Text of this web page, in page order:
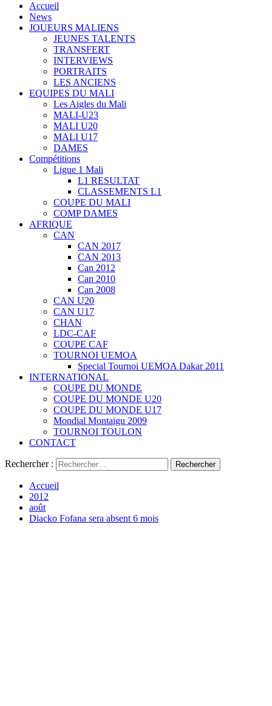
Accueil
News
JOUEURS MALIENS
JEUNES TALENTS
TRANSFERT
INTERVIEWS
PORTRAITS
LES ANCIENS
EQUIPES DU MALI
Les Aigles du Mali
MALI-U23
MALI U20
MALI U17
DAMES
Compétitions
Ligue 1 Mali
L1 RESULTAT
CLASSEMENTS L1
COUPE DU MALI
COMP DAMES
AFRIQUE
CAN
CAN 2017
CAN 2013
Can 2012
Can 2010
Can 2008
CAN U20
CAN U17
CHAN
LDC-CAF
COUPE CAF
TOURNOI UEMOA
Special Tournoi UEMOA Dakar 2011
INTERNATIONAL
COUPE DU MONDE
COUPE DU MONDE U20
COUPE DU MONDE U17
Mondial Montaigu 2009
TOURNOI TOULON
CONTACT
Rechercher :
Accueil
2012
août
Diacko Fofana sera absent 6 mois